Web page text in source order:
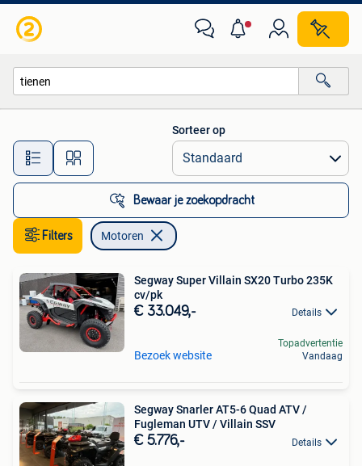
Alle afstanden…
Sorteer op
Bewaar je zoekopdracht
Filters Motoren
Segway Super Villain SX20 Turbo 235K
cv/pk
€ 33.049,- Details
Bezoek website
Topadvertentie
Vandaag
Segway Snarler AT5-6 Quad ATV /
Fugleman UTV / Villain SSV
€ 5.776,- Details